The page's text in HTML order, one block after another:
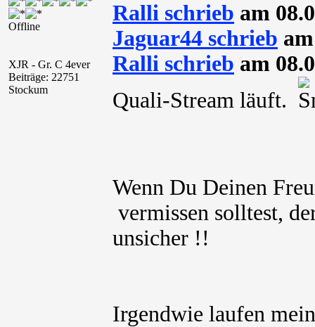
Offline
XJR - Gr. C 4ever
Beiträge: 22751
Stockum
Ralli schrieb am
Jaguar44 schrieb
Ralli schrieb am
Quali-Stream läuft.
Wenn Du Deinen
vermissen solltest,
unsicher !!
Irgendwie laufen